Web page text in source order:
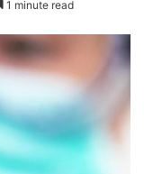
1 minute read